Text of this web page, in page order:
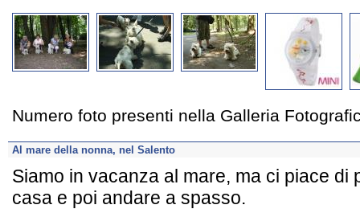
Numero foto presenti nella Galleria
Al mare della nonna, nel Salento
Siamo in vacanza al mare, ma ci piace
casa e poi andare a spasso.